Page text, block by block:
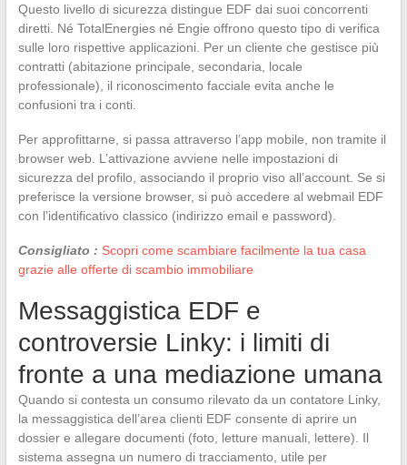
Questo livello di sicurezza distingue EDF dai suoi concorrenti
diretti. Né TotalEnergies né Engie offrono questo tipo di verifica
sulle loro rispettive applicazioni. Per un cliente che gestisce più
contratti (abitazione principale, secondaria, locale
professionale), il riconoscimento facciale evita anche le
confusioni tra i conti.
Per approfittarne, si passa attraverso l’app mobile, non tramite il
browser web. L’attivazione avviene nelle impostazioni di
sicurezza del profilo, associando il proprio viso all’account. Se si
preferisce la versione browser, si può accedere al webmail EDF
con l’identificativo classico (indirizzo email e password).
Consigliato : Scopri come scambiare facilmente la tua casa
grazie alle offerte di scambio immobiliare
Messaggistica EDF e
controversie Linky: i limiti di
fronte a una mediazione umana
Quando si contesta un consumo rilevato da un contatore Linky,
la messaggistica dell’area clienti EDF consente di aprire un
dossier e allegare documenti (foto, letture manuali, lettere). Il
sistema assegna un numero di tracciamento, utile per